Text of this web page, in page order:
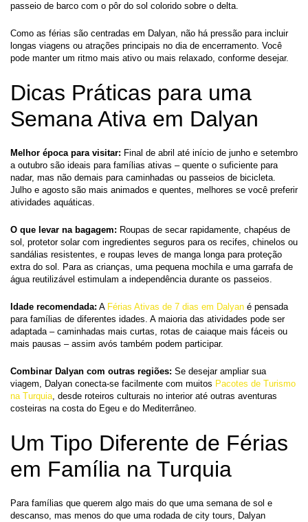
passeio de barco com o pôr do sol colorido sobre o delta.
Como as férias são centradas em Dalyan, não há pressão para incluir
longas viagens ou atrações principais no dia de encerramento. Você
pode manter um ritmo mais ativo ou mais relaxado, conforme desejar.
Dicas Práticas para uma
Semana Ativa em Dalyan
Melhor época para visitar: Final de abril até início de junho e setembro
a outubro são ideais para famílias ativas – quente o suficiente para
nadar, mas não demais para caminhadas ou passeios de bicicleta.
Julho e agosto são mais animados e quentes, melhores se você preferir
atividades aquáticas.
O que levar na bagagem: Roupas de secar rapidamente, chapéus de
sol, protetor solar com ingredientes seguros para os recifes, chinelos ou
sandálias resistentes, e roupas leves de manga longa para proteção
extra do sol. Para as crianças, uma pequena mochila e uma garrafa de
água reutilizável estimulam a independência durante os passeios.
Idade recomendada: A Férias Ativas de 7 dias em Dalyan é pensada
para famílias de diferentes idades. A maioria das atividades pode ser
adaptada – caminhadas mais curtas, rotas de caiaque mais fáceis ou
mais pausas – assim avós também podem participar.
Combinar Dalyan com outras regiões: Se desejar ampliar sua
viagem, Dalyan conecta-se facilmente com muitos Pacotes de Turismo
na Turquia, desde roteiros culturais no interior até outras aventuras
costeiras na costa do Egeu e do Mediterrâneo.
Um Tipo Diferente de Férias
em Família na Turquia
Para famílias que querem algo mais do que uma semana de sol e
descanso, mas menos do que uma rodada de city tours, Dalyan